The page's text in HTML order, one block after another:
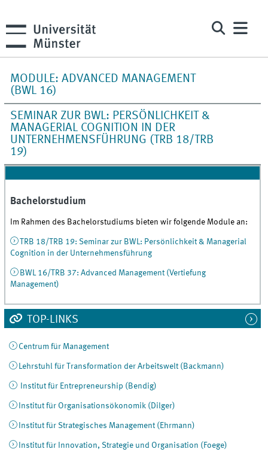
MODULE: ADVANCED MANAGEMENT
(BWL 16)
SEMINAR ZUR BWL: PERSÖNLICHKEIT &
MANAGERIAL COGNITION IN DER
UNTERNEHMENSFÜHRUNG (TRB 18/TRB
19)
Bachelorstudium
Im Rahmen des Bachelorstudiums bieten wir folgende Module an:
TRB 18/TRB 19: Seminar zur BWL: Persönlichkeit & Managerial
Cognition in der Unternehmensführung
BWL 16/TRB 37: Advanced Management (Vertiefung
Management)
TOP-LINKS
Centrum für Management
Lehrstuhl für Transformation der Arbeitswelt (Backmann)
Institut für Entrepreneurship (Bendig)
Institut für Organisationsökonomik (Dilger)
Institut für Strategisches Management (Ehrmann)
Institut für Innovation, Strategie und Organisation (Foege)